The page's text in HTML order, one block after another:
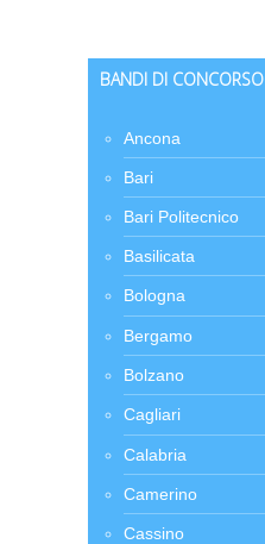
BANDI DI CONCORSO
Ancona
Bari
Bari Politecnico
Basilicata
Bologna
Bergamo
Bolzano
Cagliari
Calabria
Camerino
Cassino